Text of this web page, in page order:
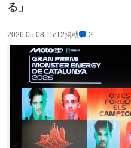
る」
2026.05.08 15:12掲載 2